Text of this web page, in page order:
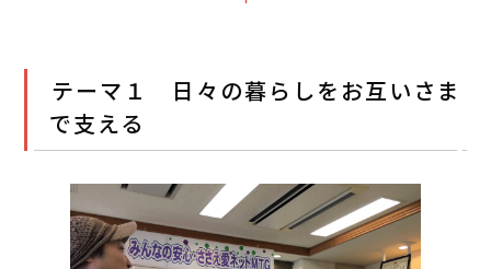
テーマ１ 日々の暮らしをお互いさま
で支える